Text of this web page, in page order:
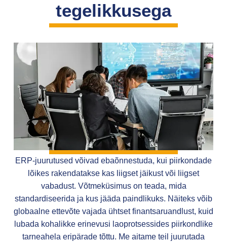
tegelikkusega
ERP-juurutused võivad ebaõnnestuda, kui piirkondade
lõikes rakendatakse kas liigset jäikust või liigset
vabadust. Võtmeküsimus on teada, mida
standardiseerida ja kus jääda paindlikuks. Näiteks võib
globaalne ettevõte vajada ühtset finantsaruandlust, kuid
lubada kohalikke erinevusi laoprotsessides piirkondlike
tarneahela eripärade tõttu. Me aitame teil juurutada